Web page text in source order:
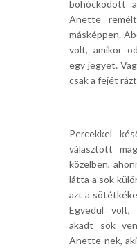
bohóckodott
Anette
másképpen.
volt, amikor
egy jegyet.
csak a fejét
Percekkel
választott
közelben,
látta a sok
azt a
Egyedül volt,
akadt sok
Anette-nek,